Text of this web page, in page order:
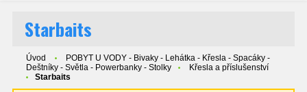
Starbaits
Úvod
POBYT U VODY - Bivaky - Lehátka - Křesla - Spacáky -
Deštníky - Světla - Powerbanky - Stolky
Křesla a příslušenství
Starbaits